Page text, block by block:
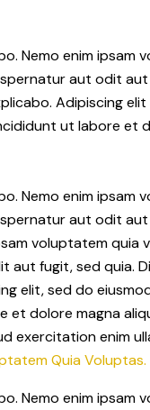
Nemo enim ipsam
aut odit
Adipiscing
ut labore et
Nemo enim ipsam
aut odit
voluptatem quia
aut fugit, sed quia.
elit, sed do
et dolore magna
exercitation enim
Quia Voluptas.
Nemo enim